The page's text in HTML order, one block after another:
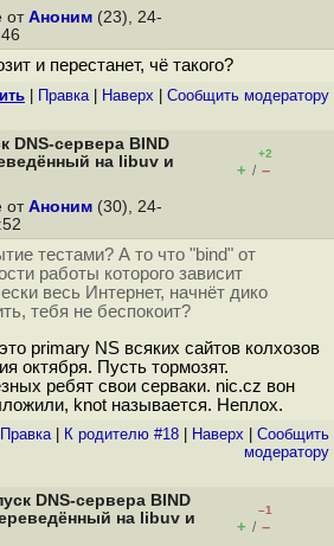
от Аноним (23), 24-
и перестанет, чё такого?
Правка| Наверх Cообщить модератору
DNS-сервера BIND
на libuv и
+2
+ / –
от Аноним (30), 24-
тестами? А то что "bind" от
работы которого зависит
весь Интернет, начнёт дико
тебя не беспокоит?
primary NS всяких сайтов колхозов
октября. Пусть тормозят.
ребят свои серваки. nic.cz вон
knot называется. Неплох.
Правка| К родителю #18 Наверх
Cообщить
модератору
DNS-сервера BIND
на libuv и
–1
+ / –